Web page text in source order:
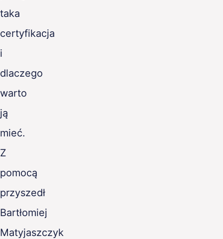
taka
certyfikacja
i
dlaczego
warto
ją
mieć.
Z
pomocą
przyszedł
Bartłomiej
Matyjaszczyk